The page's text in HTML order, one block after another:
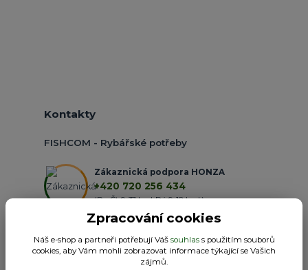
Kontakty
FISHCOM - Rybářské potřeby
Zákaznická podpora HONZA
+420 720 256 434
(Po-Čt 9-17 hod.,Pá 9-18 hod.)
Zpracování cookies
Náš e-shop a partneři potřebují Váš souhlass použitím souborů
cookies, aby Vám mohli zobrazovat informace týkající se Vašich
zájmů.